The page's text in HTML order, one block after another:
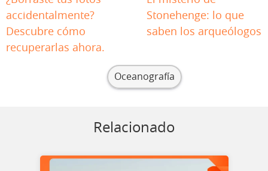
accidentalmente?
Descubre cómo
recuperarlas ahora.
Stonehenge: lo que
saben los arqueólogos
Oceanografía
Relacionado